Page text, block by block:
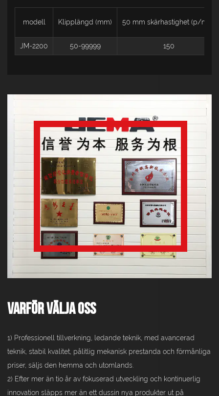
modell Klipplängd (mm) 50 mm skärhastighet (p/min)
JM-2200 50-99999 150
varför välja oss
1) Professionell tillverkning, ledande teknik, med avancerad
teknik, stabil kvalitet, pålitlig mekanisk prestanda och förmånliga
priser, säljs den hemma och utomlands.
2) Efter mer än tio år av fokuserad utveckling och kontinuerlig
innovation släpps mer än ett dussin nya produkter ut på